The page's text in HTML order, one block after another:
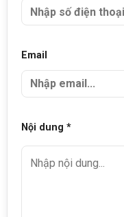
Email
Nội dung *